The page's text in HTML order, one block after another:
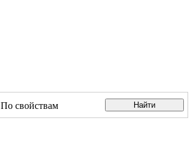
По свойствам Найти